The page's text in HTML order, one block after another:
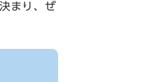
まり、ぜ